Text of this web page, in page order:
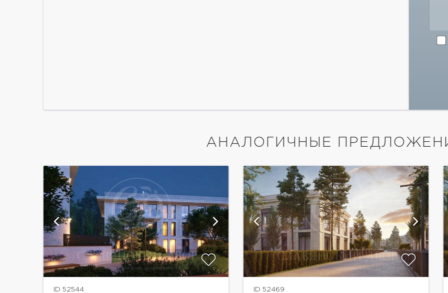
АНАЛОГИЧНЫЕ
ID 52544 ID 52469